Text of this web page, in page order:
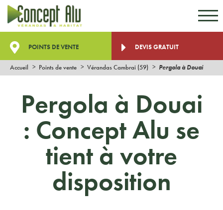
POINTS DE VENTE DEVIS GRATUIT
Accueil Points de vente Vérandas Cambrai (59) Pergola à Douai
Pergola à Douai
: Concept Alu se
tient à votre
disposition